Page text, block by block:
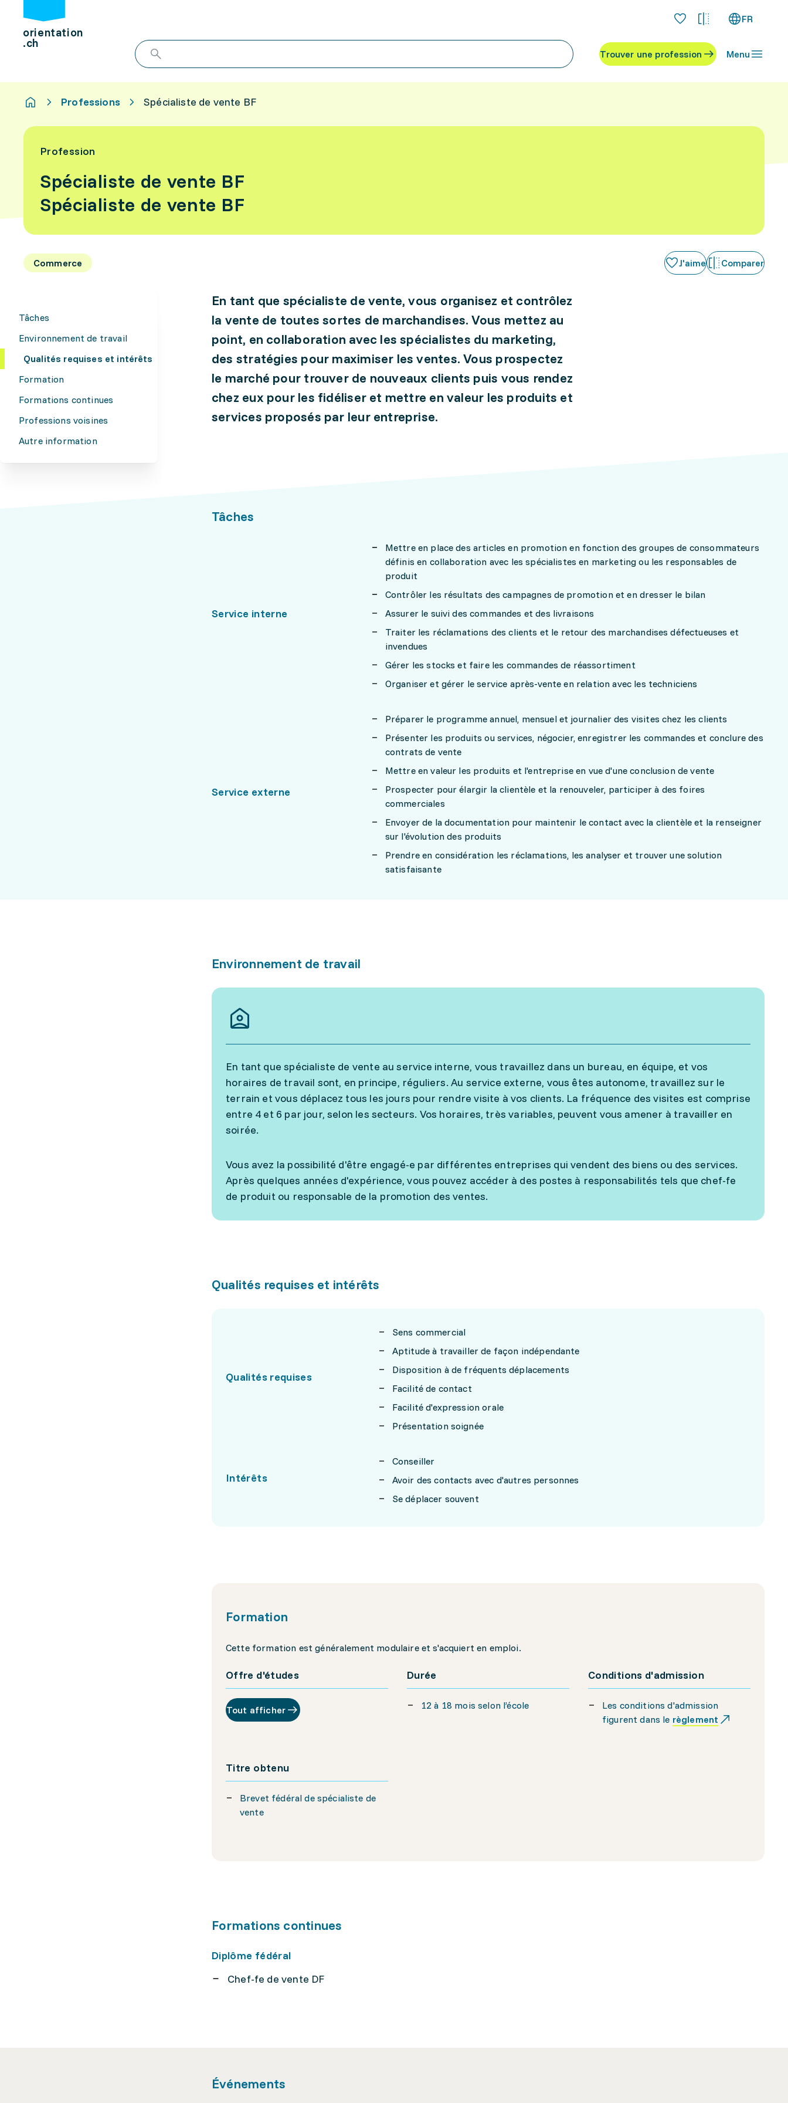
orientation
.ch
FR
Trouver une profession Menu
Professions Spécialiste de vente BF
Profession
Spécialiste de vente BF
Spécialiste de vente BF
Commerce J'aime Comparer
Tâches
Environnement de travail
Qualités requises et intérêts
Formation
Formations continues
Professions voisines
Autre information
En tant que spécialiste de vente, vous organisez et contrôlez
la vente de toutes sortes de marchandises. Vous mettez au
point, en collaboration avec les spécialistes du marketing,
des stratégies pour maximiser les ventes. Vous prospectez
le marché pour trouver de nouveaux clients puis vous rendez
chez eux pour les fidéliser et mettre en valeur les produits et
services proposés par leur entreprise.
Tâches
Service interne
Mettre en place des articles en promotion en fonction des groupes de consommateurs
définis en collaboration avec les spécialistes en marketing ou les responsables de
produit
Contrôler les résultats des campagnes de promotion et en dresser le bilan
Assurer le suivi des commandes et des livraisons
Traiter les réclamations des clients et le retour des marchandises défectueuses et
invendues
Gérer les stocks et faire les commandes de réassortiment
Organiser et gérer le service après-vente en relation avec les techniciens
Service externe
Préparer le programme annuel, mensuel et journalier des visites chez les clients
Présenter les produits ou services, négocier, enregistrer les commandes et conclure des
contrats de vente
Mettre en valeur les produits et l'entreprise en vue d'une conclusion de vente
Prospecter pour élargir la clientèle et la renouveler, participer à des foires
commerciales
Envoyer de la documentation pour maintenir le contact avec la clientèle et la renseigner
sur l'évolution des produits
Prendre en considération les réclamations, les analyser et trouver une solution
satisfaisante
Environnement de travail
En tant que spécialiste de vente au service interne, vous travaillez dans un bureau, en équipe, et vos
horaires de travail sont, en principe, réguliers. Au service externe, vous êtes autonome, travaillez sur le
terrain et vous déplacez tous les jours pour rendre visite à vos clients. La fréquence des visites est comprise
entre 4 et 6 par jour, selon les secteurs. Vos horaires, très variables, peuvent vous amener à travailler en
soirée.
Vous avez la possibilité d'être engagé-e par différentes entreprises qui vendent des biens ou des services.
Après quelques années d'expérience, vous pouvez accéder à des postes à responsabilités tels que chef-fe
de produit ou responsable de la promotion des ventes.
Qualités requises et intérêts
Qualités requises
Sens commercial
Aptitude à travailler de façon indépendante
Disposition à de fréquents déplacements
Facilité de contact
Facilité d'expression orale
Présentation soignée
Intérêts
Conseiller
Avoir des contacts avec d'autres personnes
Se déplacer souvent
Formation
Cette formation est généralement modulaire et s'acquiert en emploi.
Offre d'études
Tout afficher
Durée
12 à 18 mois selon l’école
Conditions d'admission
Les conditions d'admission
figurent dans le règlement
Titre obtenu
Brevet fédéral de spécialiste de
vente
Formations continues
Diplôme fédéral
Chef-fe de vente DF
Événements